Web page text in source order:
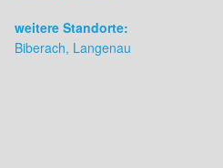
weitere Standorte:
Biberach, Langenau